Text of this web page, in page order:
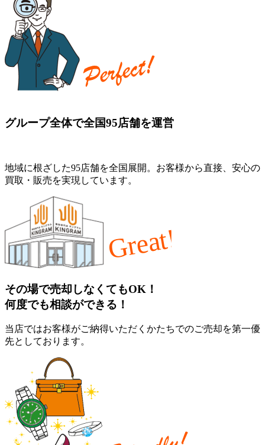
グループ全体で全国95店舗を運営
地域に根ざした95店舗を全国展開。お客様から直接、安心の
買取・販売を実現しています。
その場で売却しなくてもOK！
何度でも相談ができる！
当店ではお客様がご納得いただくかたちでのご売却を第一優
先としております。